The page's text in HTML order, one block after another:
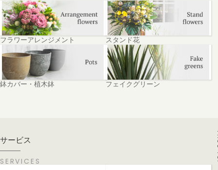
フラワーアレンジメント スタンド花
鉢カバー・植木鉢 フェイクグリーン
サービス
SERVICES